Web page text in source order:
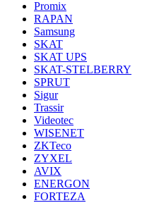
Promix
RAPAN
Samsung
SKAT
SKAT UPS
SKAT-STELBERRY
SPRUT
Sigur
Trassir
Videotec
WISENET
ZKTeco
ZYXEL
AVIX
ENERGON
FORTEZA